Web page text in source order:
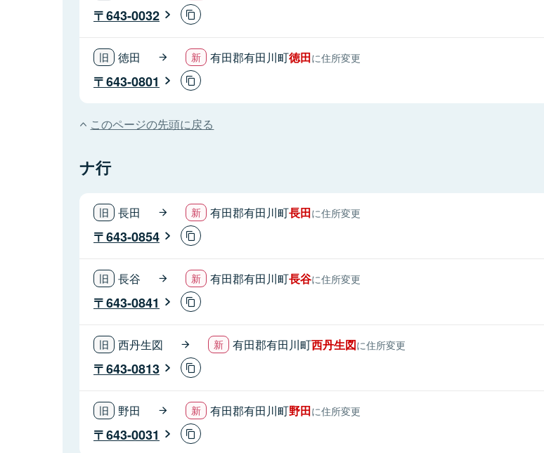
643-0032
徳田 有田郡有田川町徳田に住所変更
643-0801
このページの先頭に戻る
ナ行
長田 有田郡有田川町長田に住所変更
643-0854
長谷 有田郡有田川町長谷に住所変更
643-0841
西丹生図 有田郡有田川町西丹生図に住所変更
643-0813
野田 有田郡有田川町野田に住所変更
643-0031